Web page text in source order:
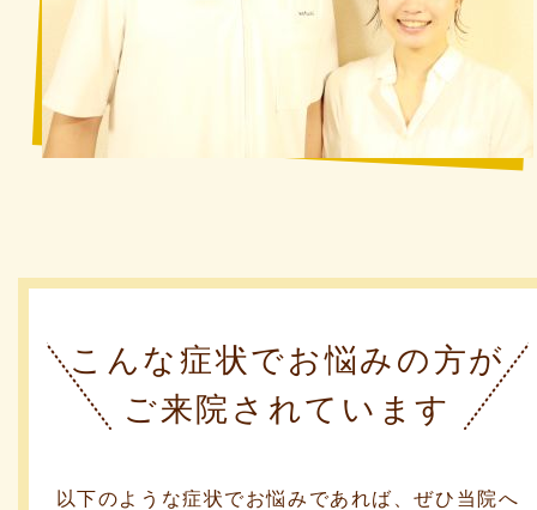
こんな症状でお悩みの方が
ご来院されています
以下のような症状でお悩みであれば、ぜひ当院へ